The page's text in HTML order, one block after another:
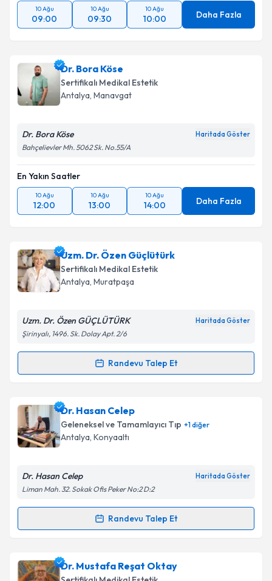
10 Ağu
09:00
10 Ağu
09:30
10 Ağu
10:00 Daha Fazla
Dr. Bora Köse
Sertifikalı Medikal Estetik
Antalya, Manavgat
Dr. Bora Köse Haritada Göster
Bahçelievler Mh. 5062 Sk. No.55/A
En Yakın Saatler
10 Ağu
12:00
10 Ağu
13:00
10 Ağu
14:00 Daha Fazla
Uzm. Dr. Özen Güçlütürk
Sertifikalı Medikal Estetik
Antalya, Muratpaşa
Uzm. Dr. Özen GÜÇLÜTÜRK Haritada Göster
Şirinyalı, 1496. Sk. Dolay Apt. 2/6
Randevu Talep Et
Randevu Takvimi Talebi
Uzm. Dr. Özen Güçlütürk
oluşturun. Size bu uzmandan randevu almanız için bir
takvim hazırlandığında e-posta ile bilgilendireceğiz.
Kişisel verilerimin işlenmesine ilişkin
Metni'ni okudum ve kişisel verilerimin belirtilen
Dr. Hasan Celep
Geleneksel ve Tamamlayıcı Tıp +1diğer
Antalya, Konyaaltı
Dr. Hasan Celep Haritada Göster
Liman Mah. 32. Sokak Ofis Peker No:2 D:2
Randevu Talep Et
Randevu Takvimi Talebi
Dr. Hasan Celepiçin randevu takvimi talebi
oluşturun. Size bu uzmandan randevu almanız için bir
Dr. Mustafa Reşat Oktay